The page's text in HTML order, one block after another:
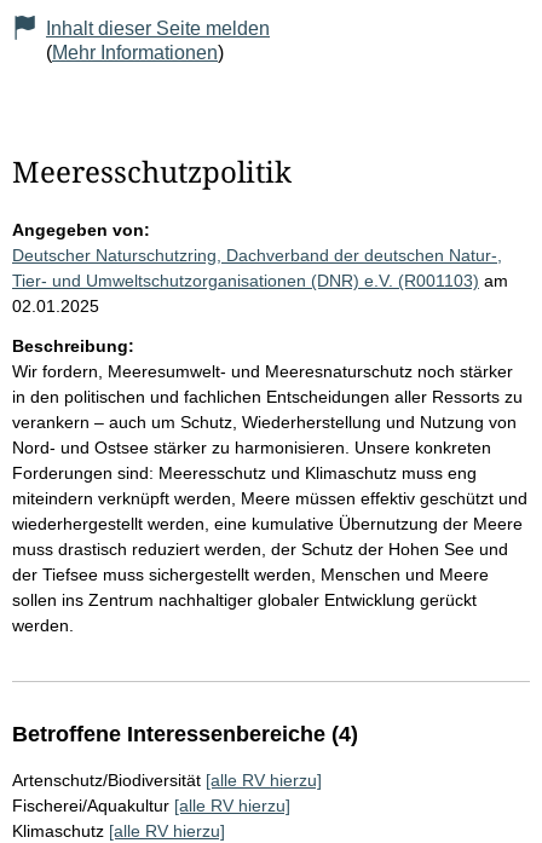
Inhalt dieser Seite melden
(Mehr Informationen)
Meeresschutzpolitik
Angegeben von:
Deutscher Naturschutzring, Dachverband der deutschen Natur-,
Tier- und Umweltschutzorganisationen (DNR) e.V. (R001103) am
02.01.2025
Beschreibung:
Wir fordern, Meeresumwelt- und Meeresnaturschutz noch stärker
in den politischen und fachlichen Entscheidungen aller Ressorts zu
verankern – auch um Schutz, Wiederherstellung und Nutzung von
Nord- und Ostsee stärker zu harmonisieren. Unsere konkreten
Forderungen sind: Meeresschutz und Klimaschutz muss eng
miteindern verknüpft werden, Meere müssen effektiv geschützt und
wiederhergestellt werden, eine kumulative Übernutzung der Meere
muss drastisch reduziert werden, der Schutz der Hohen See und
der Tiefsee muss sichergestellt werden, Menschen und Meere
sollen ins Zentrum nachhaltiger globaler Entwicklung gerückt
werden.
Betroffene Interessenbereiche (4)
Artenschutz/Biodiversität [alle RV hierzu]
Fischerei/Aquakultur [alle RV hierzu]
Klimaschutz [alle RV hierzu]